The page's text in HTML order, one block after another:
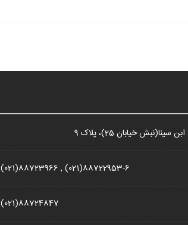
خیابان 25)، پلاک 9
(021)88723966 , (021)88722953-6
(021)88724847